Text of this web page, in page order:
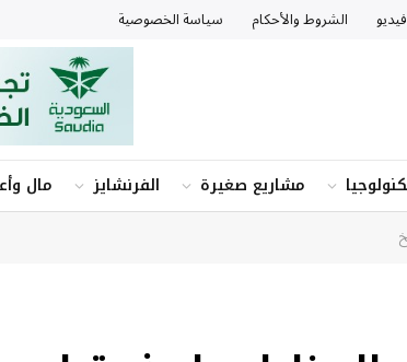
فيديو الشروط والأحكام سياسة الخصوصية
مشاريع صغيرة الفرنشايز مال